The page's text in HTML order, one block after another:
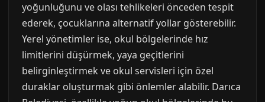
yoğunluğunu ve olası tehlikeleri önceden tespit
ederek, çocuklarına alternatif yollar gösterebilir.
Yerel yönetimler ise, okul bölgelerinde hız
limitlerini düşürmek, yaya geçitlerini
belirginleştirmek ve okul servisleri için özel
duraklar oluşturmak gibi önlemler alabilir. Darıca